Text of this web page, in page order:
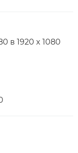
в 1920 x 1080